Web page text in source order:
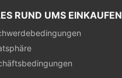
RUND UMS EINKAUFEN